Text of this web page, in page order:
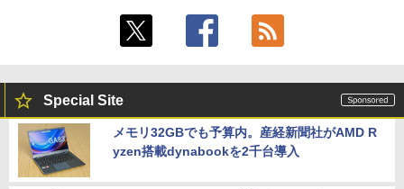
Special Site
メモリ32GBでも予算内。産経新聞社がAMD R
yzen搭載dynabookを2千台導入